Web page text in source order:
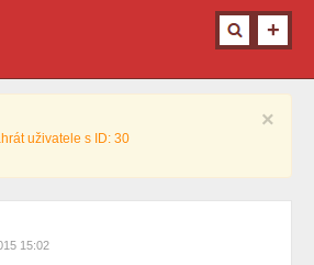
×
uživatele s ID: 30
15:02